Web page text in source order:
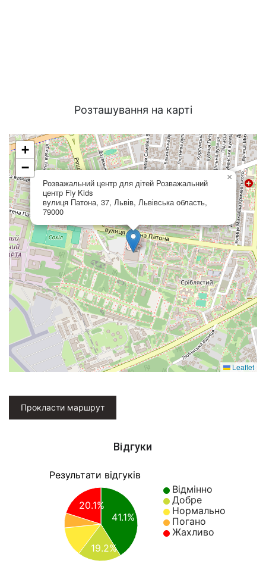
Розташування на карті
Розважальний центр для дітей Розважальний
центр Fly Kids
вулиця Патона, 37, Львів, Львівська область,
79000
×
+
−
Leaflet
Прокласти маршрут
Відгуки
Результати відгуків
Відмінно
Добре
Нормально
Погано
Жахливо
41.1%
20.1%
19.2%